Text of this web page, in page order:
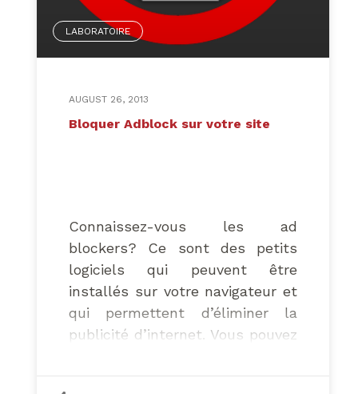
LABORATOIRE
AUGUST 26, 2013
Bloquer Adblock sur votre site
Connaissez-vous les ad
blockers? Ce sont des petits
logiciels qui peuvent être
installés sur votre navigateur et
qui permettent d’éliminer la
publicité d’internet. Vous pouvez